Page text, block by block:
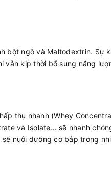
bột ngô và Maltodextrin. Sự
vẫn kịp thời bổ sung năng
thụ nhanh (Whey
và Isolate… sẽ nhanh
nuôi dưỡng cơ bắp trong